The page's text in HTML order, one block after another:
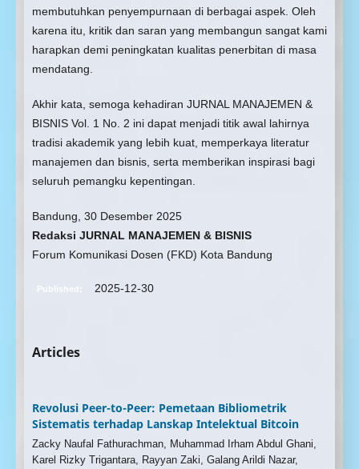
membutuhkan penyempurnaan di berbagai aspek. Oleh
karena itu, kritik dan saran yang membangun sangat kami
harapkan demi peningkatan kualitas penerbitan di masa
mendatang.
Akhir kata, semoga kehadiran JURNAL MANAJEMEN &
BISNIS Vol. 1 No. 2 ini dapat menjadi titik awal lahirnya
tradisi akademik yang lebih kuat, memperkaya literatur
manajemen dan bisnis, serta memberikan inspirasi bagi
seluruh pemangku kepentingan.
Bandung, 30 Desember 2025
Redaksi JURNAL MANAJEMEN & BISNIS
Forum Komunikasi Dosen (FKD) Kota Bandung
Published: 2025-12-30
Articles
Revolusi Peer-to-Peer: Pemetaan Bibliometrik
Sistematis terhadap Lanskap Intelektual Bitcoin
Zacky Naufal Fathurachman, Muhammad Irham Abdul Ghani,
Karel Rizky Trigantara, Rayyan Zaki, Galang Arildi Nazar,